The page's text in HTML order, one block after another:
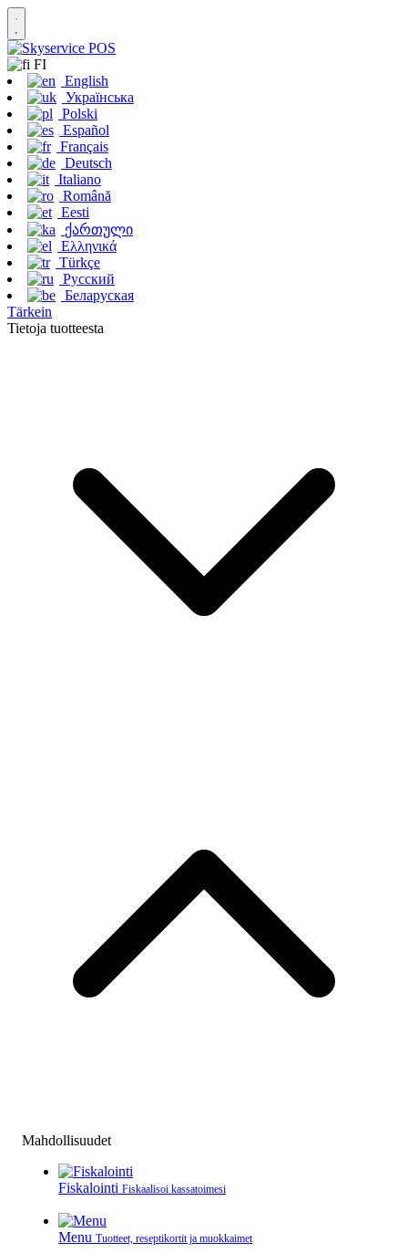
FI
English
Українська
Polski
Español
Français
Deutsch
Italiano
Română
Eesti
ქართული
Ελληνικά
Türkçe
Русский
Беларуская
Tärkein
Tietoja tuotteesta
Mahdollisuudet
Fiskalointi Fiskaalisoi kassatoimesi
Menu Tuotteet, reseptikortit ja muokkaimet